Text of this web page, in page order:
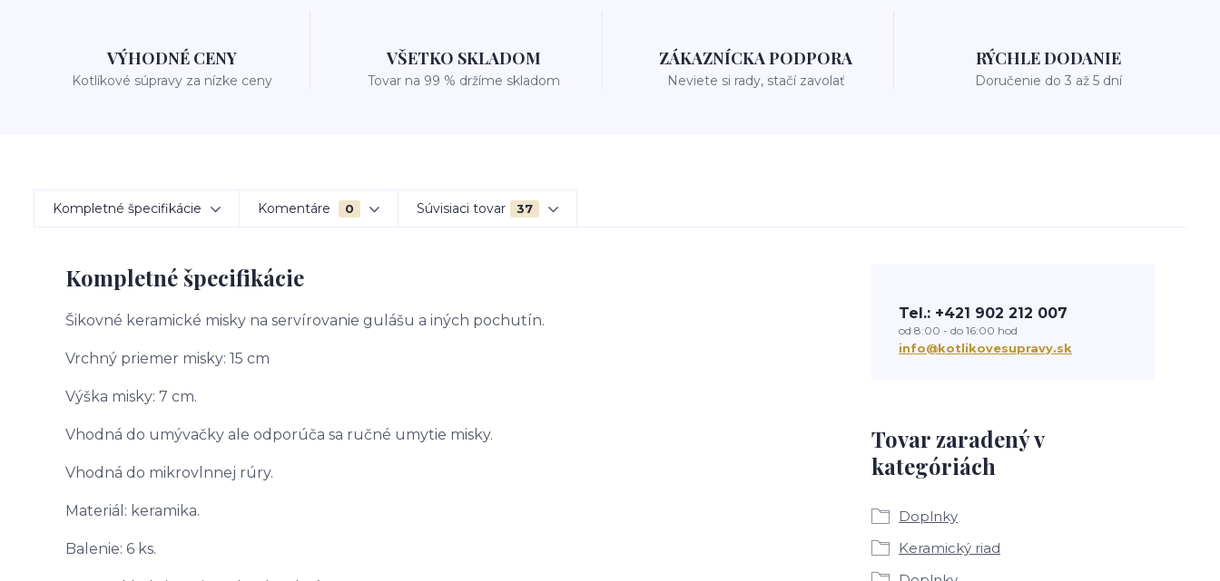
VÝHODNÉ CENY
Kotlíkové súpravy za nízke ceny
VŠETKO SKLADOM
Tovar na 99 % držíme skladom
ZÁKAZNÍCKA PODPORA
Neviete si rady, stačí zavolať
RÝCHLE DODANIE
Doručenie do 3 až 5 dní
Kompletné špecifikácie Komentáre 0 Súvisiaci tovar 37
Kompletné špecifikácie
Šikovné keramické misky na servírovanie gulášu a iných pochutín.
Vrchný priemer misky: 15 cm
Výška misky: 7 cm.
Vhodná do umývačky ale odporúča sa ručné umytie misky.
Vhodná do mikrovlnnej rúry.
Materiál: keramika.
Balenie: 6 ks.
Tovar zaradený v
kategóriách
Doplnky
Keramický riad
Tel.: +421 902 212 007
od 8:00 - do 16:00 hod
info@kotlikovesupravy.sk